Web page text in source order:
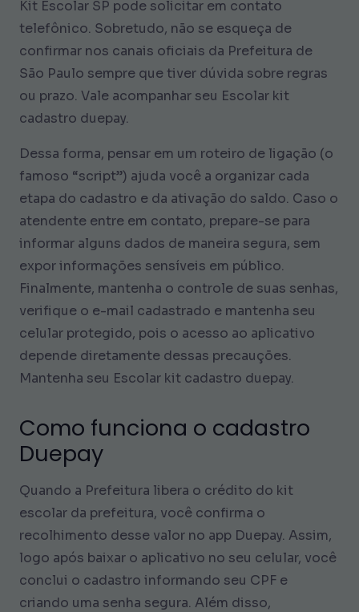
Kit Escolar SP pode solicitar em contato
telefônico. Sobretudo, não se esqueça de
confirmar nos canais oficiais da Prefeitura de
São Paulo sempre que tiver dúvida sobre regras
ou prazo. Vale acompanhar seu Escolar kit
cadastro duepay.
Dessa forma, pensar em um roteiro de ligação (o
famoso “script”) ajuda você a organizar cada
etapa do cadastro e da ativação do saldo. Caso o
atendente entre em contato, prepare-se para
informar alguns dados de maneira segura, sem
expor informações sensíveis em público.
Finalmente, mantenha o controle de suas senhas,
verifique o e-mail cadastrado e mantenha seu
celular protegido, pois o acesso ao aplicativo
depende diretamente dessas precauções.
Mantenha seu Escolar kit cadastro duepay.
Como funciona o cadastro
Duepay
Quando a Prefeitura libera o crédito do kit
escolar da prefeitura, você confirma o
recolhimento desse valor no app Duepay. Assim,
logo após baixar o aplicativo no seu celular, você
conclui o cadastro informando seu CPF e
criando uma senha segura. Além disso,